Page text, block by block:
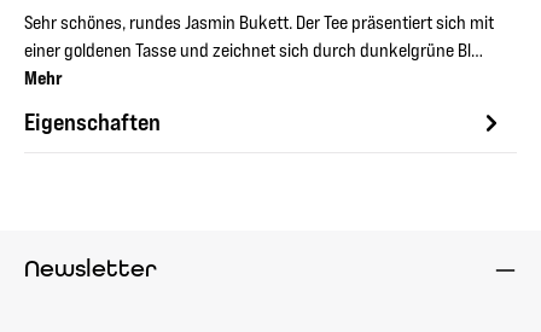
Sehr schönes, rundes Jasmin Bukett. Der Tee präsentiert sich mit
einer goldenen Tasse und zeichnet sich durch dunkelgrüne Bl…
Mehr
Eigenschaften
Newsletter